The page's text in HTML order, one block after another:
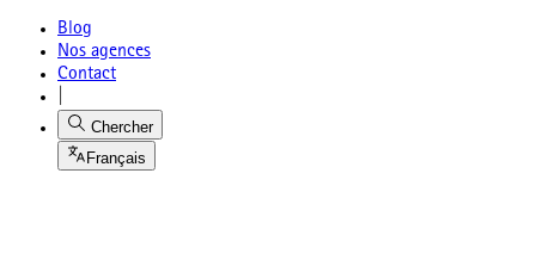
Blog
Nos agences
Contact
Chercher
Français